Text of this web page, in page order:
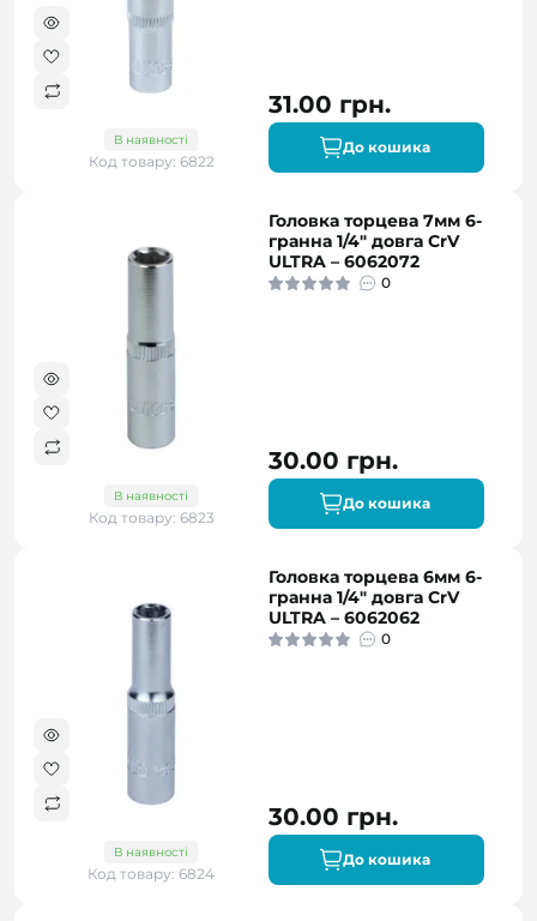
В наявності
Код товару: 6822
31.00 грн.
До кошика
В наявності
Код товару: 6823
Головка торцева 7мм 6-
гранна 1/4" довга CrV
ULTRA – 6062072
0
30.00 грн.
До кошика
В наявності
Код товару: 6824
Головка торцева 6мм 6-
гранна 1/4" довга CrV
ULTRA – 6062062
0
30.00 грн.
До кошика